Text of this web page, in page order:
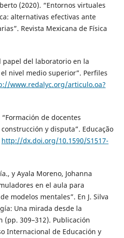
(2020). “Entornos virtuales
alternativas efectivas ante
Revista Mexicana de Física
papel del laboratorio en la
nivel medio superior”. Perfiles
www.redalyc.org/articulo.oa?
de docentes
y disputa”. Educação
http://dx.doi.org/10.1590/S1517-
y Ayala Moreno, Johanna
en el aula para
modelos mentales”. En J. Silva
Una mirada desde la
(pp. 309–312). Publicación
Internacional de Educación y